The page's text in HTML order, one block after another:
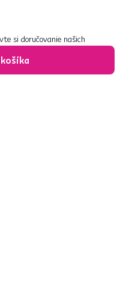
si doručovanie našich